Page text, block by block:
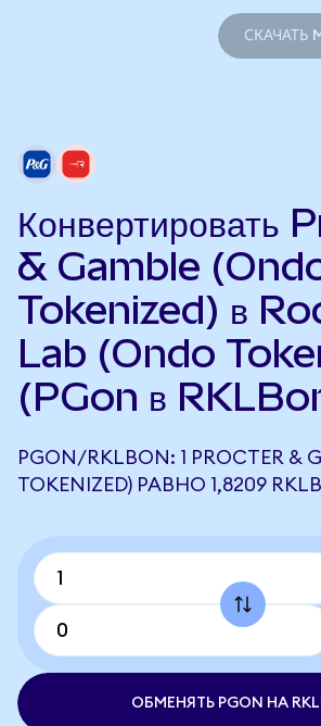
СКАЧАТЬ
Конвертировать
& Gamble
Tokenized) в
Lab (Ondo
(PGon в
PGON/RKLBON: 1 PROCTER &
TOKENIZED) РАВНО 1,8209
ОБМЕНЯТЬ PGON НА